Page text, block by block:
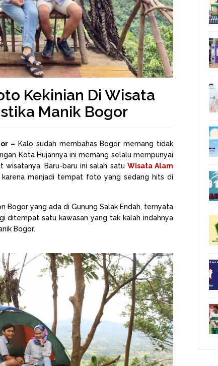
Kekinian Di Wisata
Manik Bogor
– Kalo sudah membahas Bogor memang tidak
Kota Hujannya ini memang selalu mempunyai
Baru-baru ini salah satu Wisata Alam
karena menjadi tempat foto yang sedang hits di
Bogor yang ada di Gunung Salak Endah, ternyata
ditempat satu kawasan yang tak kalah indahnya
Bogor.